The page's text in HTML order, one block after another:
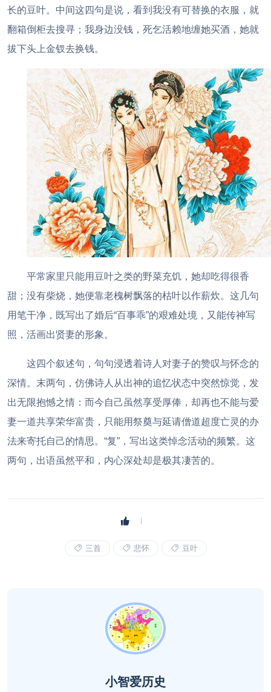
长的豆叶。中间这四句是说，看到我没有可替换的衣服，就
翻箱倒柜去搜寻；我身边没钱，死乞活赖地缠她买酒，她就
拔下头上金钗去换钱。
平常家里只能用豆叶之类的野菜充饥，她却吃得很香
甜；没有柴烧，她便靠老槐树飘落的枯叶以作薪炊。这几句
用笔干净，既写出了婚后“百事乖”的艰难处境，又能传神写
照，活画出贤妻的形象。
这四个叙述句，句句浸透着诗人对妻子的赞叹与怀念的
深情。末两句，仿佛诗人从出神的追忆状态中突然惊觉，发
出无限抱憾之情：而今自己虽然享受厚俸，却再也不能与爱
妻一道共享荣华富贵，只能用祭奠与延请僧道超度亡灵的办
法来寄托自己的情思。“复”，写出这类悼念活动的频繁。这
两句，出语虽然平和，内心深处却是极其凄苦的。
三首 悲怀 豆叶
小智爱历史